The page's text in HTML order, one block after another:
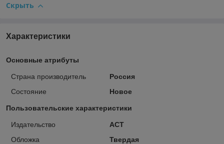
Скрыть
Характеристики
Основные атрибуты
Страна производитель
Россия
Состояние
Новое
Пользовательские характеристики
Издательство
АСТ
Обложка
Твердая